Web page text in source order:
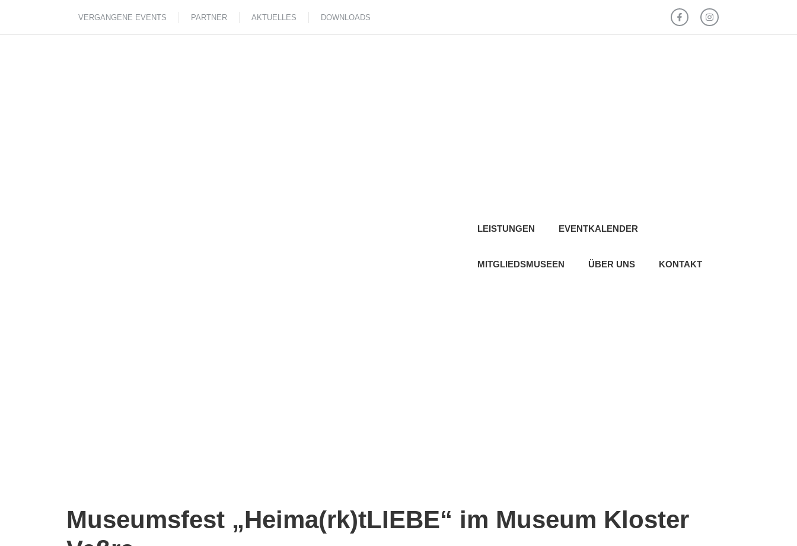
springen
VERGANGENE EVENTS PARTNER AKTUELLES DOWNLOADS
LEISTUNGEN EVENTKALENDER
MITGLIEDSMUSEEN ÜBER UNS KONTAKT
Museumsfest „Heima(rk)tLIEBE“ im Museum Kloster